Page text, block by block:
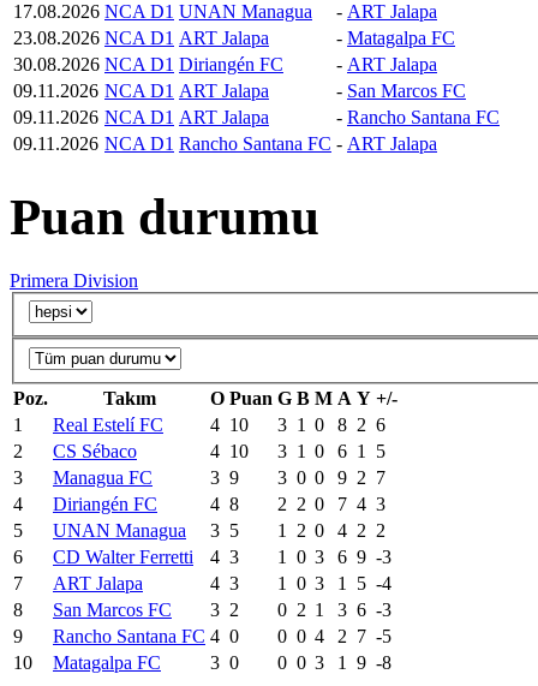
17.08.2026 NCA D1 UNAN Managua - ART Jalapa
23.08.2026 NCA D1 ART Jalapa - Matagalpa FC
30.08.2026 NCA D1 Diriangén FC - ART Jalapa
09.11.2026 NCA D1 ART Jalapa - San Marcos FC
09.11.2026 NCA D1 ART Jalapa - Rancho Santana FC
09.11.2026 NCA D1 Rancho Santana FC - ART Jalapa
Puan durumu
Primera Division
Poz. Takım O Puan G B M A Y +/-
1
Real Estelí FC 4 10 3 1 0 8 2 6
2
CS Sébaco 4 10 3 1 0 6 1
5
3
Managua FC 3 9 3 0 0 9 2 7
4
Diriangén FC 4 8 2 2 0 7 4 3
5
UNAN Managua 3 5 1 2 0 4 2 2
6
CD Walter Ferretti 4 3 1 0 3 6 9 -3
7
ART Jalapa 4 3 1 0 3 1 5 -4
8
San Marcos FC 3 2 0 2 1 3 6 -3
9
Rancho Santana FC 4 0 0 0 4 2 7 -5
10
Matagalpa FC 3 0 0 0 3 1 9 -8